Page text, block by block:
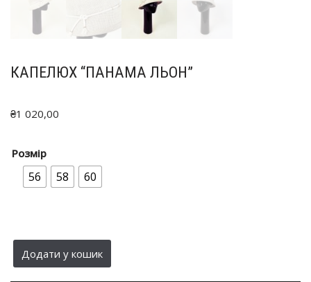
КАПЕЛЮХ “ПАНАМА ЛЬОН”
₴1 020,00
Розмір
56 58 60
Додати у кошик